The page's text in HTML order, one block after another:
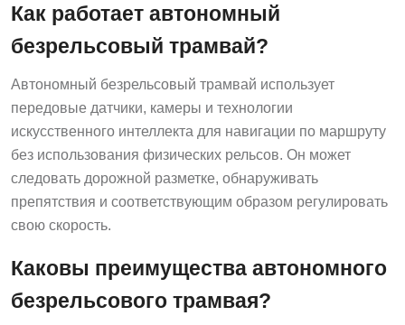
Как работает автономный
безрельсовый трамвай?
Автономный безрельсовый трамвай использует
передовые датчики, камеры и технологии
искусственного интеллекта для навигации по маршруту
без использования физических рельсов. Он может
следовать дорожной разметке, обнаруживать
препятствия и соответствующим образом регулировать
свою скорость.
Каковы преимущества автономного
безрельсового трамвая?